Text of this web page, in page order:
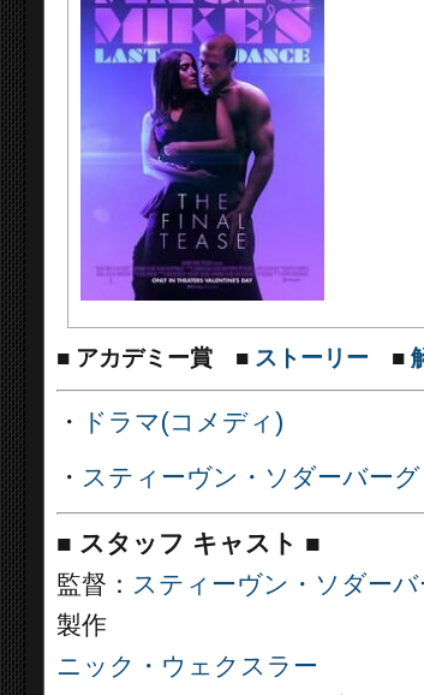
■ アカデミー賞 ■ ストーリー ■
・
ドラマ(コメディ)
・ スティーヴン・ソダーバー
■ スタッフ キャスト ■
監督： スティーヴン・ソダー
製作
ニック・ウェクスラー